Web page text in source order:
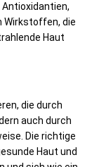
Wirkstoffen, die
Haut
die durch
auch durch
Die richtige
Haut und